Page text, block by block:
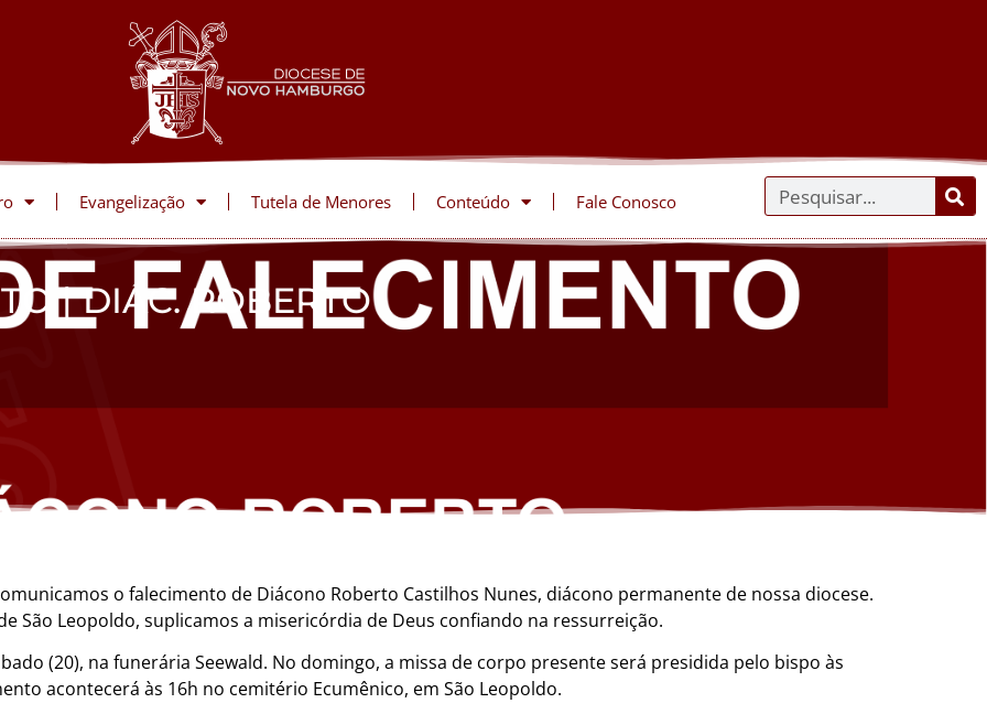
Evangelização Tutela de Menores Conteúdo Fale Conosco
| DIÁC. ROBERTO
o falecimento de Diácono Roberto Castilhos Nunes, diácono permanente de nossa diocese.
São Leopoldo, suplicamos a misericórdia de Deus confiando na ressurreição.
(20), na funerária Seewald. No domingo, a missa de corpo presente será presidida pelo bispo às
acontecerá às 16h no cemitério Ecumênico, em São Leopoldo.